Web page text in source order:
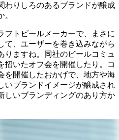
わりしろのあるブランドが醸成
トビールメーカーで、まさに
て、ユーザーを巻き込みながら
りますね。同社のビールコミュ
招いたオフ会を開催したり。コ
を開催したおかげで、地方や海
いブランドイメージが醸成され
しいブランディングのあり方か